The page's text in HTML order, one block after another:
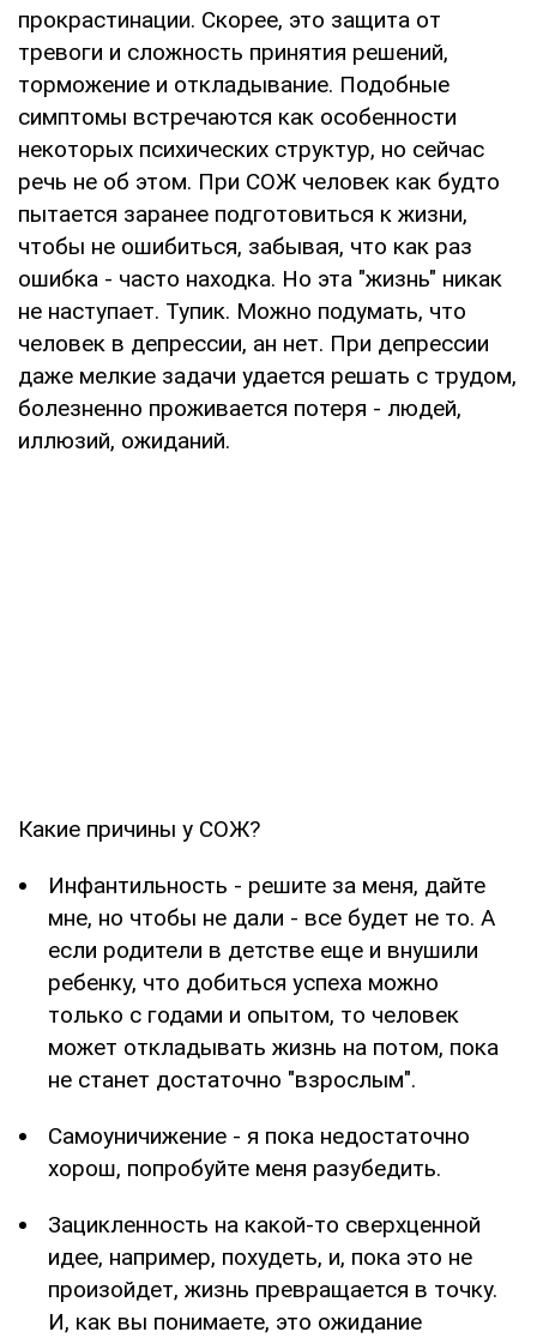
прокрастинации. Скорее, это защита от
тревоги и сложность принятия решений,
торможение и откладывание. Подобные
симптомы встречаются как особенности
некоторых психических структур, но сейчас
речь не об этом. При СОЖ человек как будто
пытается заранее подготовиться к жизни,
чтобы не ошибиться, забывая, что как раз
ошибка - часто находка. Но эта "жизнь" никак
не наступает. Тупик. Можно подумать, что
человек в депрессии, ан нет. При депрессии
даже мелкие задачи удается решать с трудом,
болезненно проживается потеря - людей,
иллюзий, ожиданий.
Какие причины у СОЖ?
Инфантильность - решите за меня, дайте
мне, но чтобы не дали - все будет не то. А
если родители в детстве еще и внушили
ребенку, что добиться успеха можно
только с годами и опытом, то человек
может откладывать жизнь на потом, пока
не станет достаточно "взрослым".
Самоуничижение - я пока недостаточно
хорош, попробуйте меня разубедить.
Зацикленность на какой-то сверхценной
идее, например, похудеть, и, пока это не
произойдет, жизнь превращается в точку.
И, как вы понимаете, это ожидание